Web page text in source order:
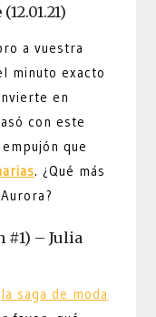
a vuestra
minuto exacto
en
con este
que
. ¿Qué más
#1) – Julia
la saga de moda